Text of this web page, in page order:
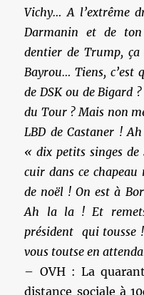
Vichy… A l’extrême
Darmanin et de
dentier de Trump,
Bayrou… Tiens,
de DSK ou de Bigard
du Tour ? Mais non
LBD de Castaner !
« dix petits singes de
cuir dans ce
de noël ! On est à
Ah la la ! Et
président qui tousse
vous toutse en
– OVH : La
distance sociale à